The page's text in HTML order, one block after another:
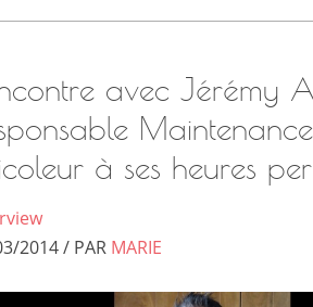
avec Jérémy
à ses heures
2014 / PAR MARIE